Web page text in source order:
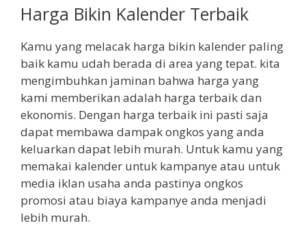
Harga Bikin Kalender Terbaik
Kamu yang melacak harga bikin kalender paling
baik kamu udah berada di area yang tepat. kita
mengimbuhkan jaminan bahwa harga yang
kami memberikan adalah harga terbaik dan
ekonomis. Dengan harga terbaik ini pasti saja
dapat membawa dampak ongkos yang anda
keluarkan dapat lebih murah. Untuk kamu yang
memakai kalender untuk kampanye atau untuk
media iklan usaha anda pastinya ongkos
promosi atau biaya kampanye anda menjadi
lebih murah.